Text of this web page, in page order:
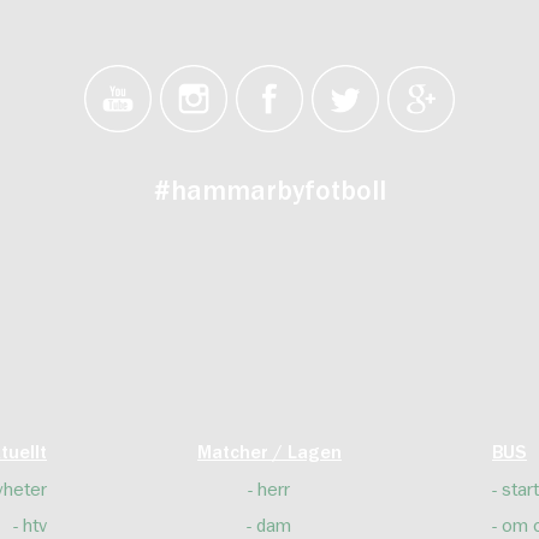
#hammarbyfotboll
htv
Matcher / Lagen
herr
dam
BUS
start
om